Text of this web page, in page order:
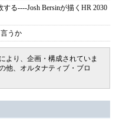
る----Josh Bersinが描くHR 2030
うか
より、企画・構成されていま
他、オルタナティブ・ブロ